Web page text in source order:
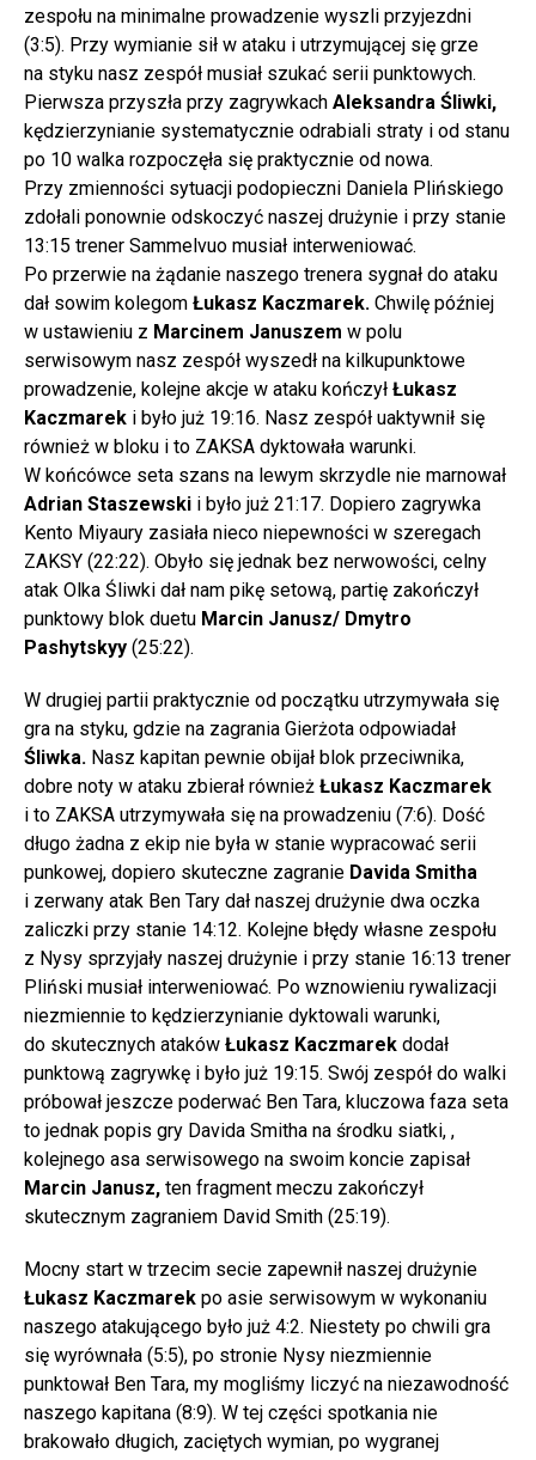
zespołu na minimalne prowadzenie wyszli przyjezdni
(3:5). Przy wymianie sił w ataku i utrzymującej się grze
na styku nasz zespół musiał szukać serii punktowych.
Pierwsza przyszła przy zagrywkach Aleksandra Śliwki,
kędzierzynianie systematycznie odrabiali straty i od stanu
po 10 walka rozpoczęła się praktycznie od nowa.
Przy zmienności sytuacji podopieczni Daniela Plińskiego
zdołali ponownie odskoczyć naszej drużynie i przy stanie
13:15 trener Sammelvuo musiał interweniować.
Po przerwie na żądanie naszego trenera sygnał do ataku
dał sowim kolegom Łukasz Kaczmarek. Chwilę później
w ustawieniu z Marcinem Januszem w polu
serwisowym nasz zespół wyszedł na kilkupunktowe
prowadzenie, kolejne akcje w ataku kończył Łukasz
Kaczmarek i było już 19:16. Nasz zespół uaktywnił się
również w bloku i to ZAKSA dyktowała warunki.
W końcówce seta szans na lewym skrzydle nie marnował
Adrian Staszewski i było już 21:17. Dopiero zagrywka
Kento Miyaury zasiała nieco niepewności w szeregach
ZAKSY (22:22). Obyło się jednak bez nerwowości, celny
atak Olka Śliwki dał nam pikę setową, partię zakończył
punktowy blok duetu Marcin Janusz/ Dmytro
Pashytskyy (25:22).
W drugiej partii praktycznie od początku utrzymywała się
gra na styku, gdzie na zagrania Gierżota odpowiadał
Śliwka. Nasz kapitan pewnie obijał blok przeciwnika,
dobre noty w ataku zbierał również Łukasz Kaczmarek
i to ZAKSA utrzymywała się na prowadzeniu (7:6). Dość
długo żadna z ekip nie była w stanie wypracować serii
punkowej, dopiero skuteczne zagranie Davida Smitha
i zerwany atak Ben Tary dał naszej drużynie dwa oczka
zaliczki przy stanie 14:12. Kolejne błędy własne zespołu
z Nysy sprzyjały naszej drużynie i przy stanie 16:13 trener
Pliński musiał interweniować. Po wznowieniu rywalizacji
niezmiennie to kędzierzynianie dyktowali warunki,
do skutecznych ataków Łukasz Kaczmarek dodał
punktową zagrywkę i było już 19:15. Swój zespół do walki
próbował jeszcze poderwać Ben Tara, kluczowa faza seta
to jednak popis gry Davida Smitha na środku siatki, ,
kolejnego asa serwisowego na swoim koncie zapisał
Marcin Janusz, ten fragment meczu zakończył
skutecznym zagraniem David Smith (25:19).
Mocny start w trzecim secie zapewnił naszej drużynie
Łukasz Kaczmarek po asie serwisowym w wykonaniu
naszego atakującego było już 4:2. Niestety po chwili gra
się wyrównała (5:5), po stronie Nysy niezmiennie
punktował Ben Tara, my mogliśmy liczyć na niezawodność
naszego kapitana (8:9). W tej części spotkania nie
brakowało długich, zaciętych wymian, po wygranej